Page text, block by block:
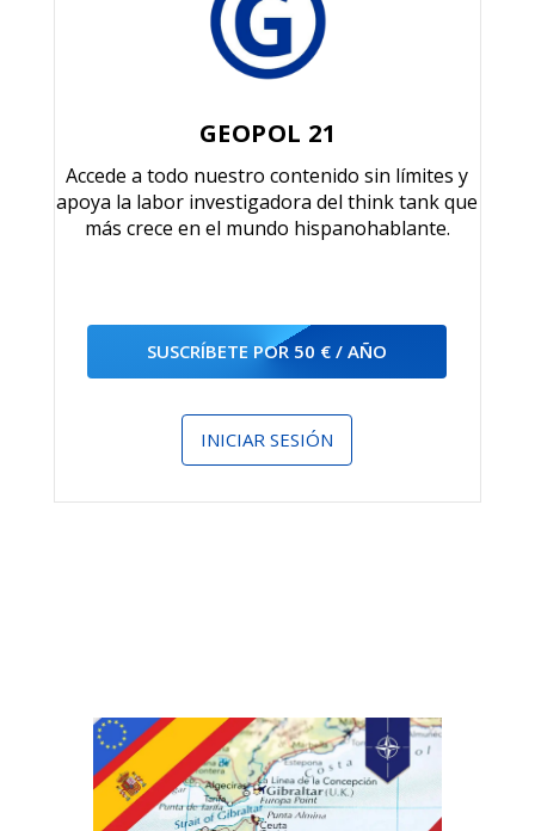
GEOPOL 21
Accede a todo nuestro contenido sin límites y
apoya la labor investigadora del think tank que
más crece en el mundo hispanohablante.
SUSCRÍBETE POR 50 € / AÑO
INICIAR SESIÓN